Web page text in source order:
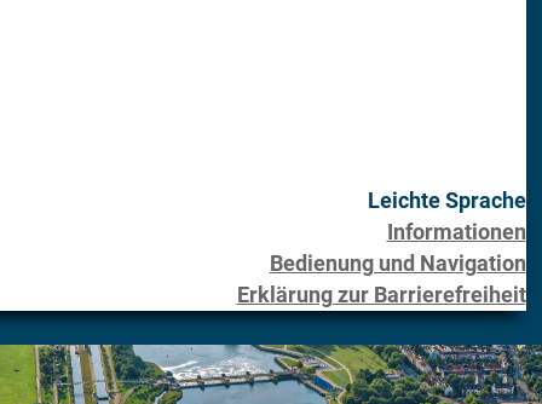
Leichte Sprache
Informationen
Bedienung und Navigation
Erklärung zur Barrierefreiheit